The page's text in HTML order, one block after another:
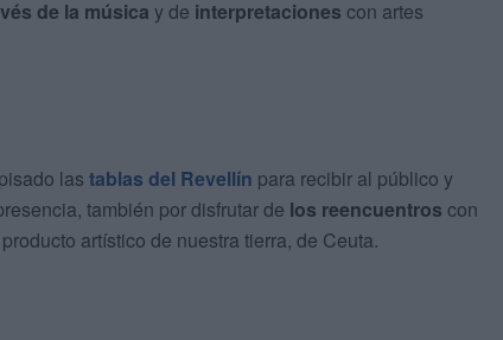
de la música y de interpretaciones con artes
las tablas del Revellín para recibir al público y
también por disfrutar de los reencuentros con
artístico de nuestra tierra, de Ceuta.